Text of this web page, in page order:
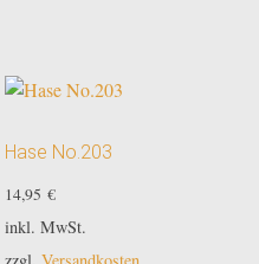
Hase No.203
14,95 €
inkl. MwSt.